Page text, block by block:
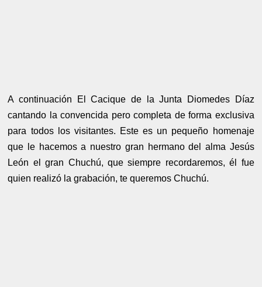
A continuación El Cacique de la Junta Diomedes Díaz
cantando la convencida pero completa de forma exclusiva
para todos los visitantes. Este es un pequeño homenaje
que le hacemos a nuestro gran hermano del alma Jesús
León el gran Chuchú, que siempre recordaremos, él fue
quien realizó la grabación, te queremos Chuchú.